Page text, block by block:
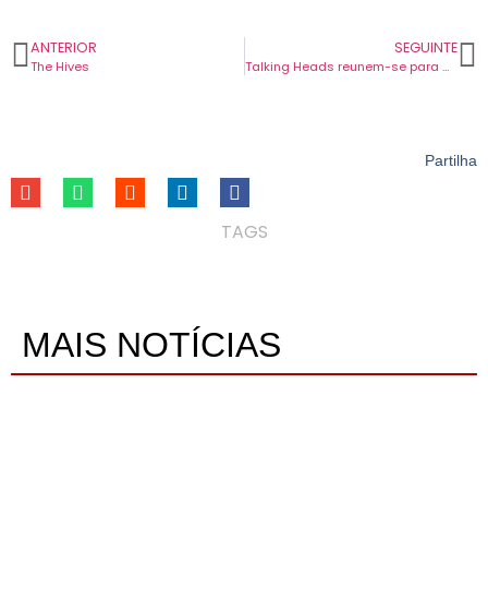
ANTERIOR
The Hives
SEGUINTE
Talking Heads reunem-se para Q&A live de Stop Making Sense.
Partilha
TAGS
MAIS NOTÍCIAS